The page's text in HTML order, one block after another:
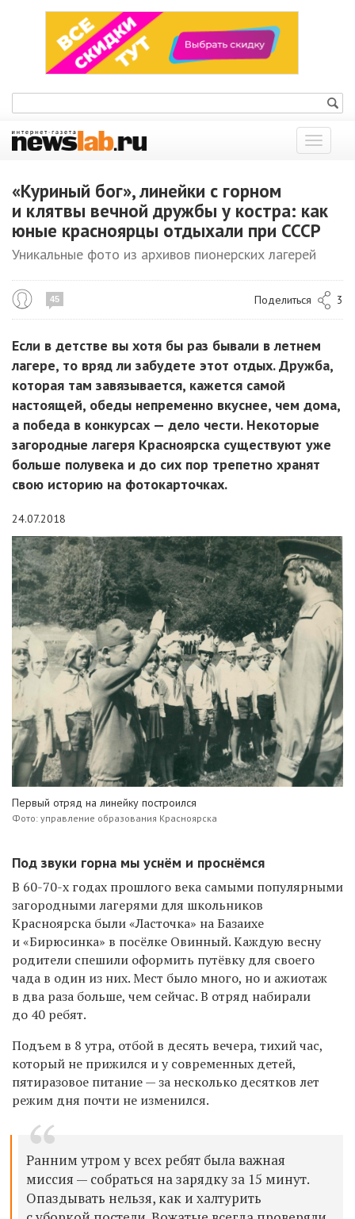
Показать
меню
«Куриный бог», линейки с горном
и клятвы вечной дружбы у костра: как
юные красноярцы отдыхали при СССР
Уникальные фото из архивов пионерских лагерей
45 Поделиться 3
Если в детстве вы хотя бы раз бывали в летнем
лагере, то вряд ли забудете этот отдых. Дружба,
которая там завязывается, кажется самой
настоящей, обеды непременно вкуснее, чем дома,
а победа в конкурсах — дело чести. Некоторые
загородные лагеря Красноярска существуют уже
больше полувека и до сих пор трепетно хранят
свою историю на фотокарточках.
24.07.2018
Первый отряд на линейку построился
Фото: управление образования Красноярска
Под звуки горна мы уснём и проснёмся
В 60-70-х годах прошлого века самыми популярными
загородными лагерями для школьников
Красноярска были «Ласточка» на Базаихе
и «Бирюсинка» в посёлке Овинный. Каждую весну
родители спешили оформить путёвку для своего
чада в один из них. Мест было много, но и ажиотаж
в два раза больше, чем сейчас. В отряд набирали
до 40 ребят.
Подъем в 8 утра, отбой в десять вечера, тихий час,
который не прижился и у современных детей,
пятиразовое питание — за несколько десятков лет
режим дня почти не изменился.
Ранним утром у всех ребят была важная
миссия — собраться на зарядку за 15 минут.
Опаздывать нельзя, как и халтурить